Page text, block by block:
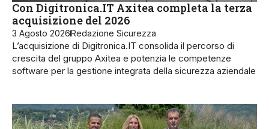
Con Digitronica.IT Axitea completa la terza
acquisizione del 2026
3 Agosto 2026Redazione Sicurezza
L’acquisizione di Digitronica.IT consolida il percorso di
crescita del gruppo Axitea e potenzia le competenze
software per la gestione integrata della sicurezza aziendale